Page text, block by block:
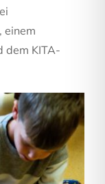
einem
dem KITA-